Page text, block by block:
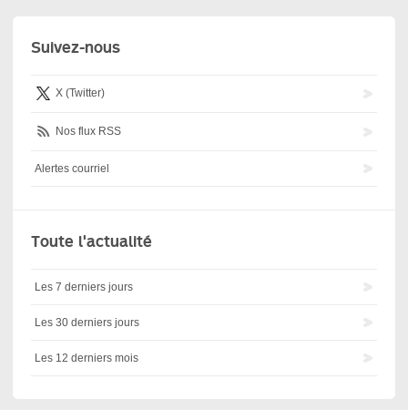
Suivez-nous
X (Twitter)
Nos flux RSS
Alertes courriel
Toute l'actualité
Les 7 derniers jours
Les 30 derniers jours
Les 12 derniers mois